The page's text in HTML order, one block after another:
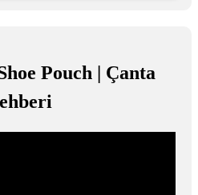
Pouch | Çanta